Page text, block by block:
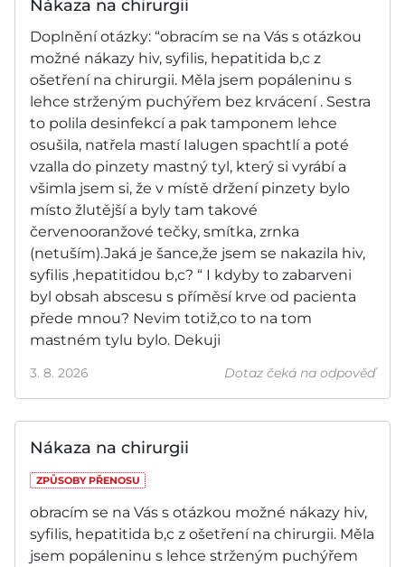
Nákaza na chirurgii
Doplnění otázky: “obracím se na Vás s otázkou
možné nákazy hiv, syfilis, hepatitida b,c z
ošetření na chirurgii. Měla jsem popáleninu s
lehce strženým puchýřem bez krvácení . Sestra
to polila desinfekcí a pak tamponem lehce
osušila, natřela mastí Ialugen spachtlí a poté
vzalla do pinzety mastný tyl, který si vyrábí a
všimla jsem si, že v místě držení pinzety bylo
místo žlutější a byly tam takové
červenooranžové tečky, smítka, zrnka
(netuším).Jaká je šance,že jsem se nakazila hiv,
syfilis ,hepatitidou b,c? “ I kdyby to zabarveni
byl obsah abscesu s příměsí krve od pacienta
přede mnou? Nevim totiž,co to na tom
mastném tylu bylo. Dekuji
3. 8. 2026 Dotaz čeká na odpověď
Nákaza na chirurgii
ZPŮSOBY PŘENOSU
obracím se na Vás s otázkou možné nákazy hiv,
syfilis, hepatitida b,c z ošetření na chirurgii. Měla
jsem popáleninu s lehce strženým puchýřem